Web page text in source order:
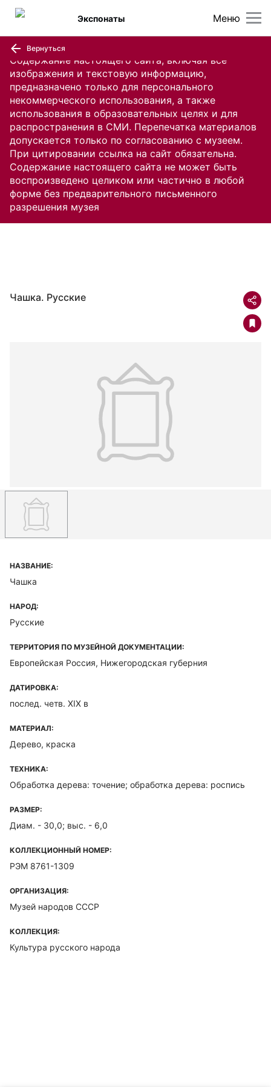
Содержание настоящего сайта, включая все
изображения и текстовую информацию,
предназначено только для персонального
некоммерческого использования, а также
использования в образовательных целях и для
распространения в СМИ. Перепечатка материалов
допускается только по согласованию с музеем.
При цитировании ссылка на сайт обязательна.
Содержание настоящего сайта не может быть
воспроизведено целиком или частично в любой
форме без предварительного письменного
разрешения музея
Меню
Экспонаты
Вернуться
Чашка. Русские
НАЗВАНИЕ:
Чашка
НАРОД:
Русские
ТЕРРИТОРИЯ ПО МУЗЕЙНОЙ ДОКУМЕНТАЦИИ:
Европейская Россия, Нижегородская губерния
ДАТИРОВКА:
послед. четв. ХIХ в
МАТЕРИАЛ:
Дерево, краска
ТЕХНИКА:
Обработка дерева: точение; обработка дерева: роспись
РАЗМЕР:
Диам. - 30,0; выс. - 6,0
КОЛЛЕКЦИОННЫЙ НОМЕР:
РЭМ 8761-1309
ОРГАНИЗАЦИЯ:
Музей народов СССР
КОЛЛЕКЦИЯ:
Культура русского народа